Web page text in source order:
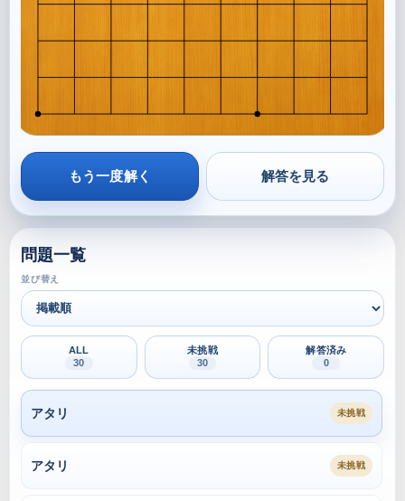
もう一度解く 解答を見る
問題一覧
並び替え
ALL
30
未挑戦
30
解答済み
0
アタリ 未挑戦
アタリ 未挑戦